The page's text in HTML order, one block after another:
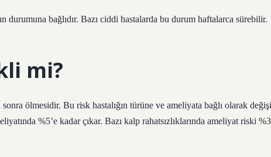
durumuna bağlıdır. Bazı ciddi hastalarda bu durum haftalarca sürebilir.
mi?
ölmesidir. Bu risk hastalığın türüne ve ameliyata bağlı olarak
%5’e kadar çıkar. Bazı kalp rahatsızlıklarında ameliyat riski